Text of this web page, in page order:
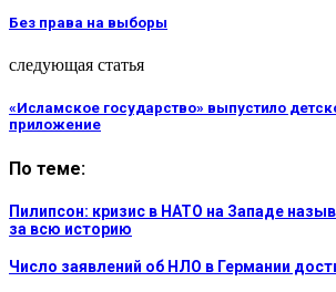
Без права на выборы
следующая статья
«Исламское государство» выпустило
приложение
По теме:
Пилипсон: кризис в НАТО на Западе
за всю историю
Число заявлений об НЛО в Германии